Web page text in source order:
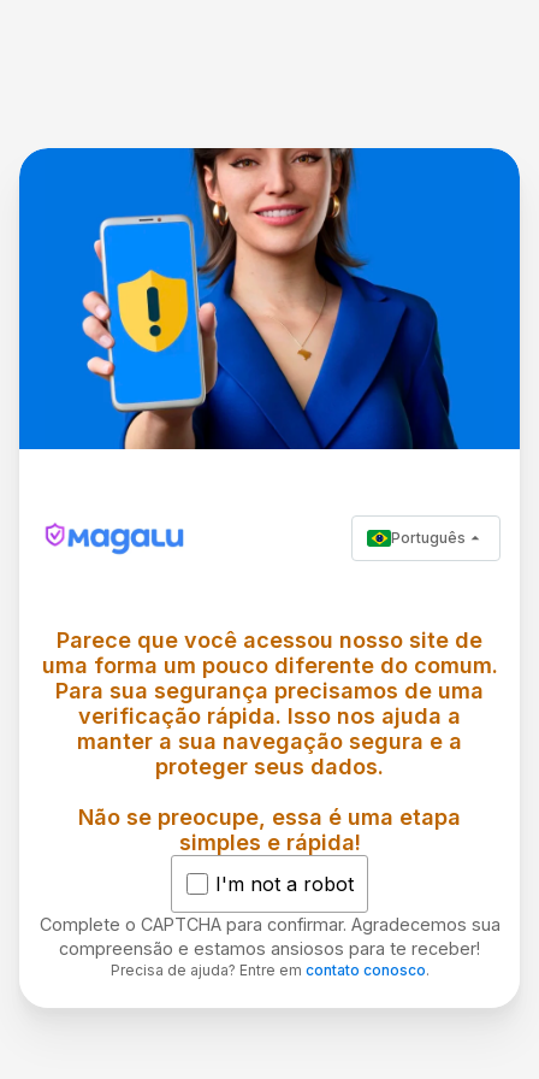
Português
Parece que você acessou nosso site de
uma forma um pouco diferente do comum.
Para sua segurança precisamos de uma
verificação rápida. Isso nos ajuda a
manter a sua navegação segura e a
proteger seus dados.
Não se preocupe, essa é uma etapa
simples e rápida!
I'm not a robot
Complete o CAPTCHA para confirmar. Agradecemos sua
compreensão e estamos ansiosos para te receber!
Precisa de ajuda? Entre em contato conosco.